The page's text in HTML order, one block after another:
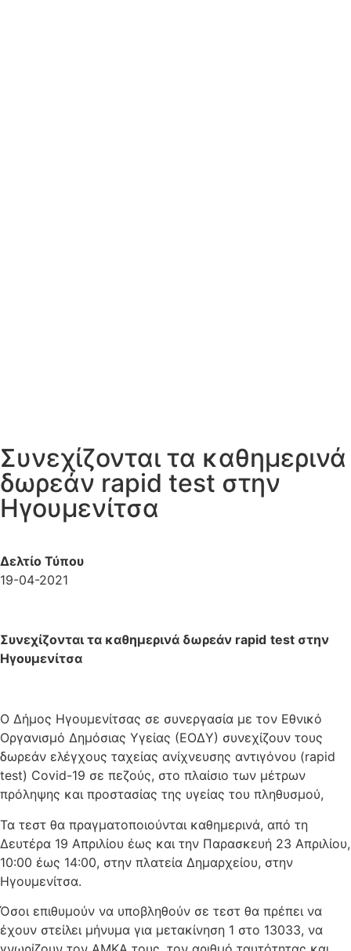
Συνεχίζονται τα καθημερινά
δωρεάν rapid test στην
Ηγουμενίτσα
Δελτίο Τύπου
19-04-2021
Συνεχίζονται τα καθημερινά δωρεάν rapid test στην
Ηγουμενίτσα
Ο Δήμος Ηγουμενίτσας σε συνεργασία με τον Εθνικό
Οργανισμό Δημόσιας Υγείας (ΕΟΔΥ) συνεχίζουν τους
δωρεάν ελέγχους ταχείας ανίχνευσης αντιγόνου (rapid
test) Covid-19 σε πεζούς, στο πλαίσιο των μέτρων
πρόληψης και προστασίας της υγείας του πληθυσμού,
Τα τεστ θα πραγματοποιούνται καθημερινά, από τη
Δευτέρα 19 Απριλίου έως και την Παρασκευή 23 Απριλίου,
10:00 έως 14:00, στην πλατεία Δημαρχείου, στην
Ηγουμενίτσα.
Όσοι επιθυμούν να υποβληθούν σε τεστ θα πρέπει να
έχουν στείλει μήνυμα για μετακίνηση 1 στο 13033, να